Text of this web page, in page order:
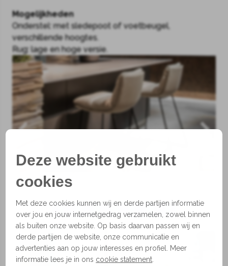
Mogelijkheden
Onderstel: met sledepoot of voetbeugel,
verschillende hoogtes.
Rug: lage en hoge versie.
2 3
Deze website gebruikt
cookies
Met deze cookies kunnen wij en derde partijen informatie
over jou en jouw internetgedrag verzamelen, zowel binnen
als buiten onze website. Op basis daarvan passen wij en
derde partijen de website, onze communicatie en
advertenties aan op jouw interesses en profiel. Meer
informatie lees je in ons cookie statement